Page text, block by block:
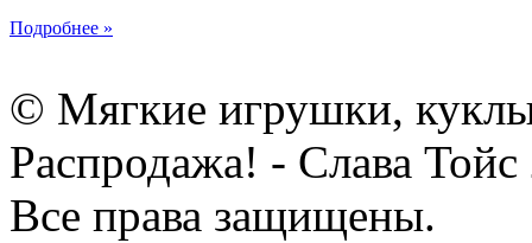
Подробнее »
© Мягкие игрушки,
Распродажа! - Слава Тойс
Все права защищены.